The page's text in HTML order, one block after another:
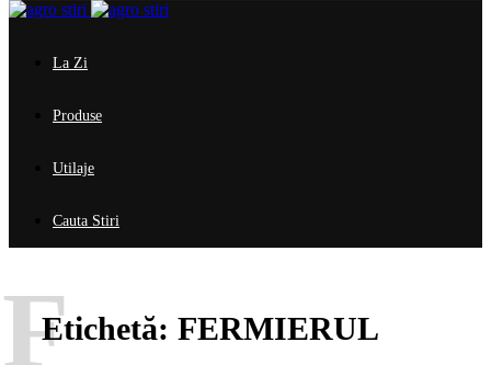
La Zi
Produse
Utilaje
Cauta Stiri
Etichetă: FERMIERUL
F